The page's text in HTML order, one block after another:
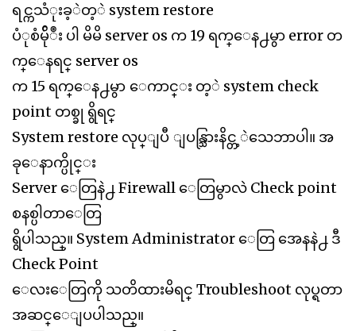
ရင္ကသံုးခ့ဲတ့ဲ system restore
ပံုစံမ်ိုဳး ပါ မိမိ server os က 19 ရက္ေန႕မွာ error တ
က္ေနရင္ server os
က 15 ရက္ေန႕မွာ ေကာင္း တ့ဲ system check
point တစ္ခု ရွိရင္
System restore လုပ္ျပီ ျပန္သြားနိင္တ့ဲသေဘာပါ။ အ
ခုေနာက္ပိုင္း
Server ေတြနဲ႕ Firewall ေတြမွာလဲ Check point
စနစ္ပါတာေတြ
ရွိပါသည္။ System Administrator ေတြ အေနနဲ႕ ဒီ
Check Point
ေလးေတြကို သတိထားမိရင္ Troubleshoot လုပ္ရတာ
အဆင္ေျပပါသည္။